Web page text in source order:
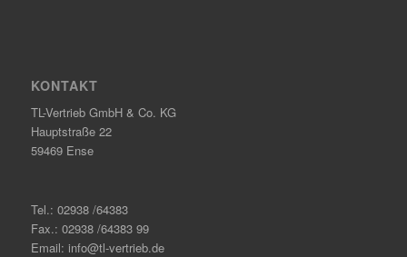
KONTAKT
TL-Vertrieb GmbH & Co. KG
Hauptstraße 22
59469 Ense
Tel.: 02938 /64383
Fax.: 02938 /64383 99
Email: info@tl-vertrieb.de